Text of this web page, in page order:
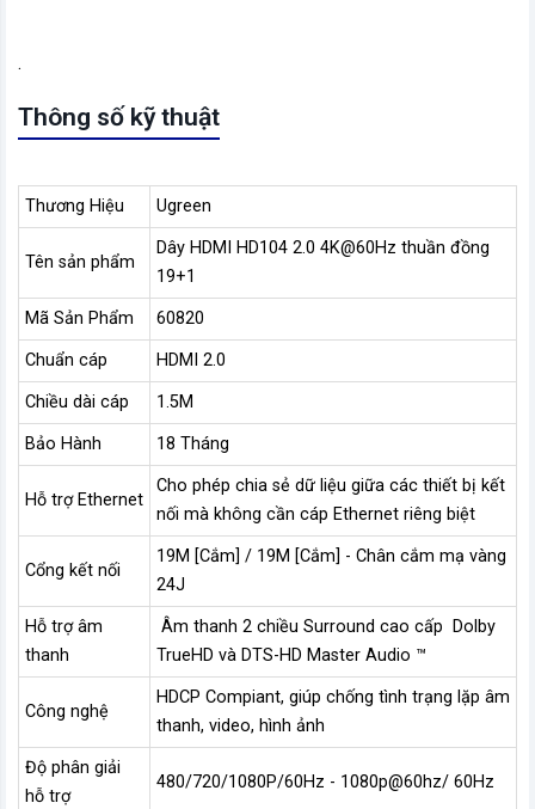
.
Thông số kỹ thuật
Thương Hiệu Ugreen
Tên sản phẩm
Dây HDMI HD104 2.0 4K@60Hz thuần đồng
19+1
Mã Sản Phẩm 60820
Chuẩn cáp HDMI 2.0
Chiều dài cáp 1.5M
Bảo Hành 18 Tháng
Hỗ trợ Ethernet
Cho phép chia sẻ dữ liệu giữa các thiết bị kết
nối mà không cần cáp Ethernet riêng biệt
Cổng kết nối
19M [Cắm] / 19M [Cắm] - Chân cắm mạ vàng
24J
Hỗ trợ âm
thanh
Âm thanh 2 chiều Surround cao cấp Dolby
TrueHD và DTS-HD Master Audio ™
Công nghệ
HDCP Compiant, giúp chống tình trạng lặp âm
thanh, video, hình ảnh
Độ phân giải
hỗ trợ
480/720/1080P/60Hz - 1080p@60hz/ 60Hz